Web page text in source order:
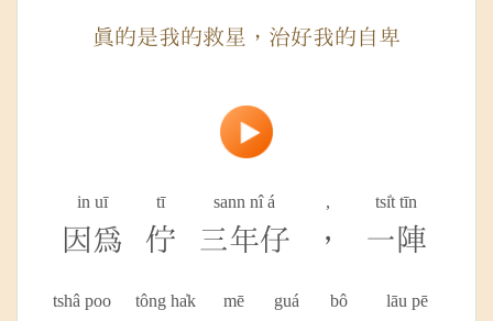
真的是我的救星，治好我的自卑
in uī
因為
tī
佇
sann nî á
三年仔
,
，
tsi̍t tīn
一陣
tshâ poo tông ha̍k mē guá bô lāu pē